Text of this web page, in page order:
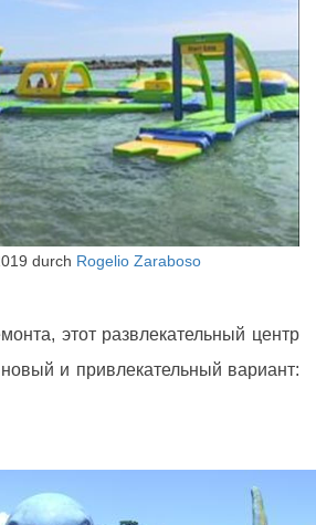
durch Rogelio Zaraboso
этот развлекательный центр
и привлекательный вариант: